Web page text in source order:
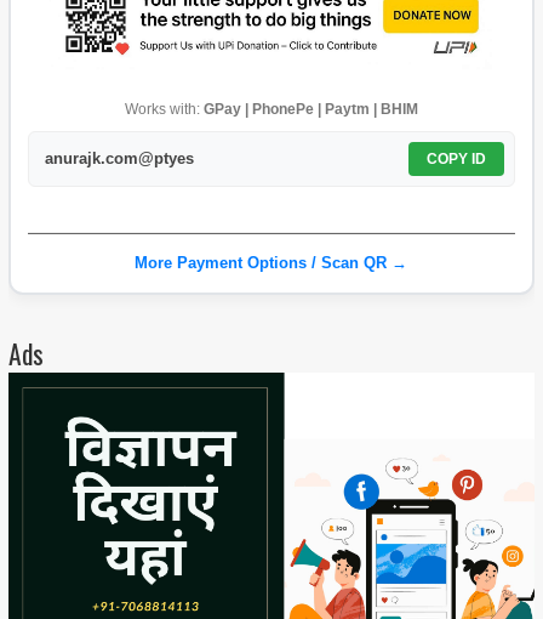
Works with: GPay | PhonePe | Paytm | BHIM
anurajk.com@ptyes COPY ID
More Payment Options / Scan QR →
Ads